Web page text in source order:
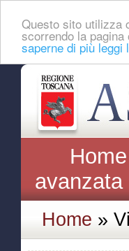
Questo sito utilizza
scorrendo la
saperne di più leggi
Home
avanzata
Home »